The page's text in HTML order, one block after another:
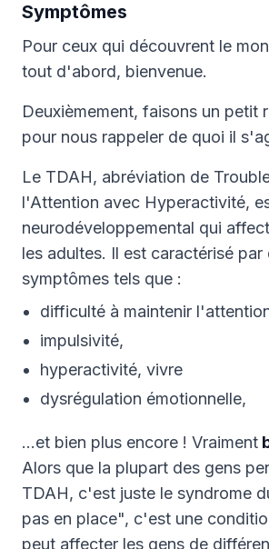
Symptômes
Pour ceux qui découvrent le
tout d'abord, bienvenue.
Deuxièmement, faisons un petit
pour nous rappeler de quoi il
Le TDAH, abréviation de
l'Attention avec Hyperactivité,
neurodéveloppemental qui
les adultes. Il est caractérisé par
symptômes tels que :
difficulté à maintenir
impulsivité,
hyperactivité, vivre
dysrégulation émotionnelle,
…et bien plus encore ! Vraiment
Alors que la plupart des gens
TDAH, c'est juste le syndrome
pas en place", c'est une
peut affecter les gens de